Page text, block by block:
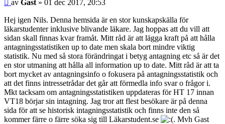
av Gast » 01 dec 2017, 20:53
Hej igen Nils. Denna hemsida är en stor kunskapskälla för
läkarstudenter inklusive blivande läkare. Jag hoppas att du vill att
sidan skall finnas kvar framåt. Mitt råd är att lägga kraft på att hålla
antagningsstatistiken up to date men skala bort mindre viktig
statistik. Nu med så stora förändringat i betyg antagning etc så är det
en stor utmaning att hålla all information up to date. Mitt råd är att ta
bort mycket av antagningsinfo o fokusera på antagningsstatistik och
att det finns intressetrådar det går att förmedla info svar o frågor i.
Mkt tacksam om antagningsstatistiken uppdateras för HT 17 innan
VT18 börjar sin intagning. Jag tror att flest besökare är på denna
sida för att se historisk intagningsstatistik och finns inte den så
kommer färre o färre söka sig till Läkarstudent.se
. Mvh Gast